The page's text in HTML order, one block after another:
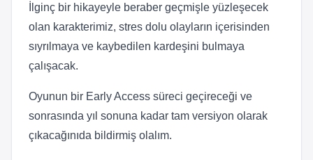
İlginç bir hikayeyle beraber geçmişle yüzleşecek
olan karakterimiz, stres dolu olayların içerisinden
sıyrılmaya ve kaybedilen kardeşini bulmaya
çalışacak.
Oyunun bir Early Access süreci geçireceği ve
sonrasında yıl sonuna kadar tam versiyon olarak
çıkacağınıda bildirmiş olalım.